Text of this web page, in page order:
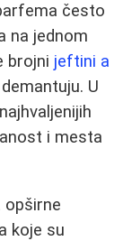
često
na jednom
brojni jeftini a
U
i mesta
opširne
koje su